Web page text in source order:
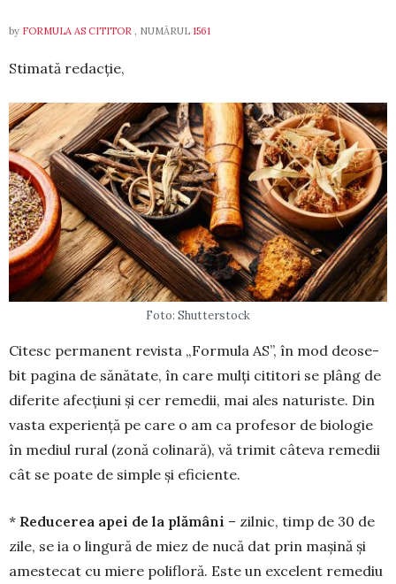
by FORMULA AS CITITOR , NUMĂRUL 1561
Stimată redacție,
Foto: Shutterstock
Citesc permanent re­vis­ta „Formula AS”, în mod deo­se­
bit pagina de să­nătate, în care mulți ci­ti­tori se plâng de
dife­rite afecțiuni și cer reme­dii, mai ales naturiste. Din
vasta experiență pe care o am ca pro­fe­sor de biologie
în mediul rural (zonă colinară), vă trimit câteva remedii
cât se poate de simple și efi­ciente.
* Reducerea apei de la plămâni – zilnic, timp de 30 de
zile, se ia o lingură de miez de nucă dat prin mașină și
amestecat cu miere polifloră. Este un excelent remediu